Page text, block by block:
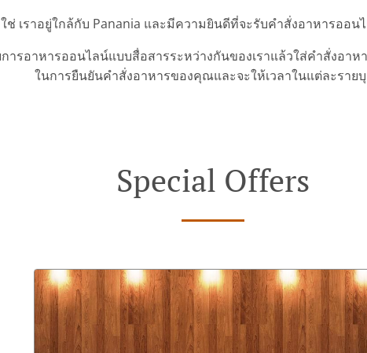
ใช่ เราอยู่ใกล้กับ Panania และมีความยินดีที่จะรับคำสั่งอาหารออ
การอาหารออนไลน์แบบสื่อสารระหว่างกันของเราแล้วใส่คำสั่งอาห
ในการยืนยันคำสั่งอาหารของคุณและจะให้เวลาในแต่ละราย
Special Offers